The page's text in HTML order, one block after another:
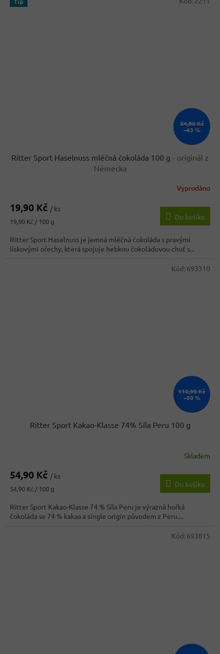
54,90 Kč
–63 %
Ritter Sport Haselnuss mléčná čokoláda 100 g - originál z
Německa
produktu
3,8
z
5
hvězdiček.
Vyprodáno
19,90 Kč / ks
Měrná
19,90 Kč / 100 g
Do košíku
Ritter Sport Haselnuss je jemná mléčná čokoláda s pravými
lískovými ořechy, která spojuje hebkou čokoládovou chuť s...
110,90 Kč
–50 %
Ritter Sport Kakao-Klasse 74% Síla Peru 100 g
Skladem
54,90 Kč / ks
Měrná
54,90 Kč / 100 g
Do košíku
Ritter Sport Kakao-Klasse 74 % Síla Peru je výrazná hořká
čokoláda se 74 % kakaa a single origin původem z Peru....
Kód: 693310
Kód: 693815